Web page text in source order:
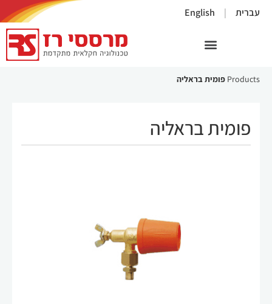
עברית English
Products פומית בראליה
פומית בראליה
×